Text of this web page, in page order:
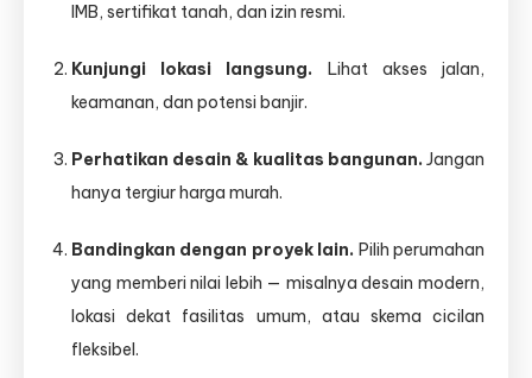
IMB, sertifikat tanah, dan izin resmi.
Kunjungi lokasi langsung. Lihat akses jalan,
keamanan, dan potensi banjir.
Perhatikan desain & kualitas bangunan. Jangan
hanya tergiur harga murah.
Bandingkan dengan proyek lain. Pilih perumahan
yang memberi nilai lebih — misalnya desain modern,
lokasi dekat fasilitas umum, atau skema cicilan
fleksibel.